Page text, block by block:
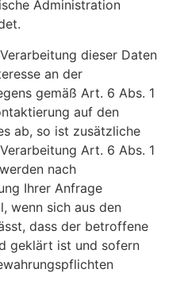
Administration
dieser Daten
an der
gemäß Art. 6 Abs. 1
auf den
ab, so ist zusätzliche
Art. 6 Abs. 1
nach
Ihrer Anfrage
wenn sich aus den
dass der betroffene
geklärt ist und sofern